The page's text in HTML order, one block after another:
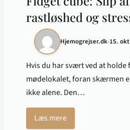
rastløshed og
Hjemogrejser.dk•15.
Hvis du har svært ved at holde
mødelokalet, foran skærmen
ikke alene. Den…
Læs mere